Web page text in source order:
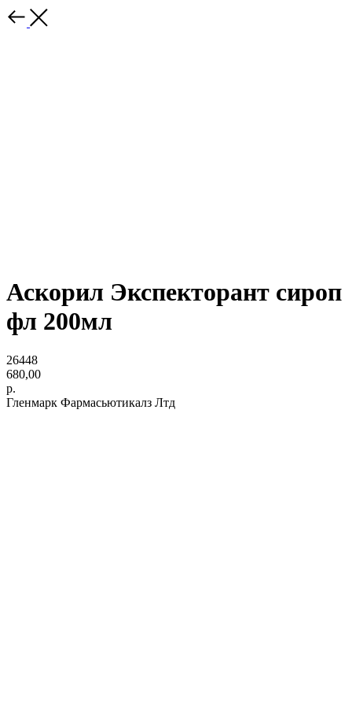
Аскорил Экспекторант сироп
фл 200мл
26448
680,00
р.
Гленмарк Фармасьютикалз Лтд